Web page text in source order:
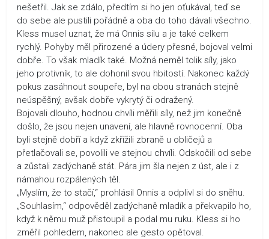
nešetřil. Jak se zdálo, předtím si ho jen oťukával, teď se
do sebe ale pustili pořádně a oba do toho dávali všechno.
Kless musel uznat, že má Onnis sílu a je také celkem
rychlý. Pohyby měl přirozené a údery přesné, bojoval velmi
dobře. To však mladík také. Možná neměl tolik síly, jako
jeho protivník, to ale dohonil svou hbitostí. Nakonec každý
pokus zasáhnout soupeře, byl na obou stranách stejně
neúspěšný, avšak dobře vykrytý či odražený.
Bojovali dlouho, hodnou chvíli měřili síly, než jim konečně
došlo, že jsou nejen unavení, ale hlavně rovnocenní. Oba
byli stejně dobří a když zkřížili zbraně u obličejů a
přetlačovali se, povolili ve stejnou chvíli. Odskočili od sebe
a zůstali zadýchaně stát. Pára jim šla nejen z úst, ale i z
námahou rozpálených těl.
„Myslím, že to stačí,“ prohlásil Onnis a odplivl si do sněhu.
„Souhlasím,“ odpověděl zadýchaně mladík a překvapilo ho,
když k němu muž přistoupil a podal mu ruku. Kless si ho
změřil pohledem, nakonec ale gesto opětoval.